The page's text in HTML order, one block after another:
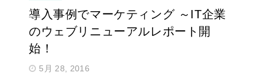
導入事例でマーケティング ～IT企業
のウェブリニューアルレポート開
始！
5月 28, 2016